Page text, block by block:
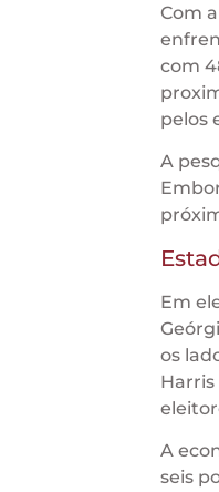
Com
com
pelos
A
Em
os
A
seis